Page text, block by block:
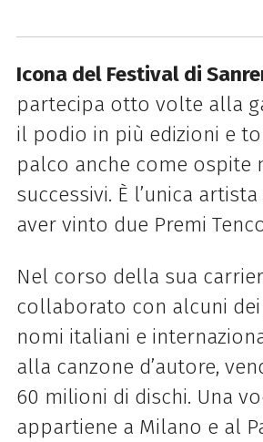
Icona del Festival di
partecipa otto volte alla
il podio in più edizioni e
palco anche come ospite
successivi. È l’unica
aver vinto due Premi
Nel corso della sua
collaborato con alcuni
nomi italiani e
alla canzone d’autore,
60 milioni di dischi. Una
appartiene a Milano e al